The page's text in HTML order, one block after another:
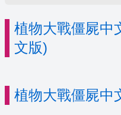
植物大戰僵屍中
文版)
植物大戰僵屍中